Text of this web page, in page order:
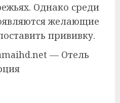
Однако среди
желающие
прививку.
— Отель